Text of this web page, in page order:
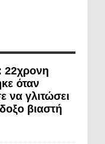
22χρονη
όταν
γλιτώσει
βιαστή